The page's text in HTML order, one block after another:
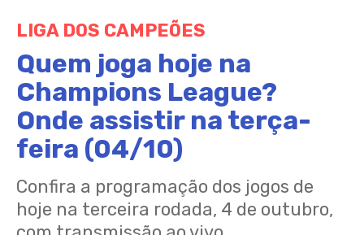
LIGA DOS CAMPEÕES
Quem joga hoje na
Champions League?
Onde assistir na terça-
feira (04/10)
Confira a programação dos jogos de
hoje na terceira rodada, 4 de outubro,